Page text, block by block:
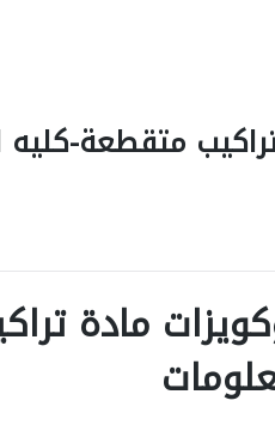
متقطعة-كليه
مادة